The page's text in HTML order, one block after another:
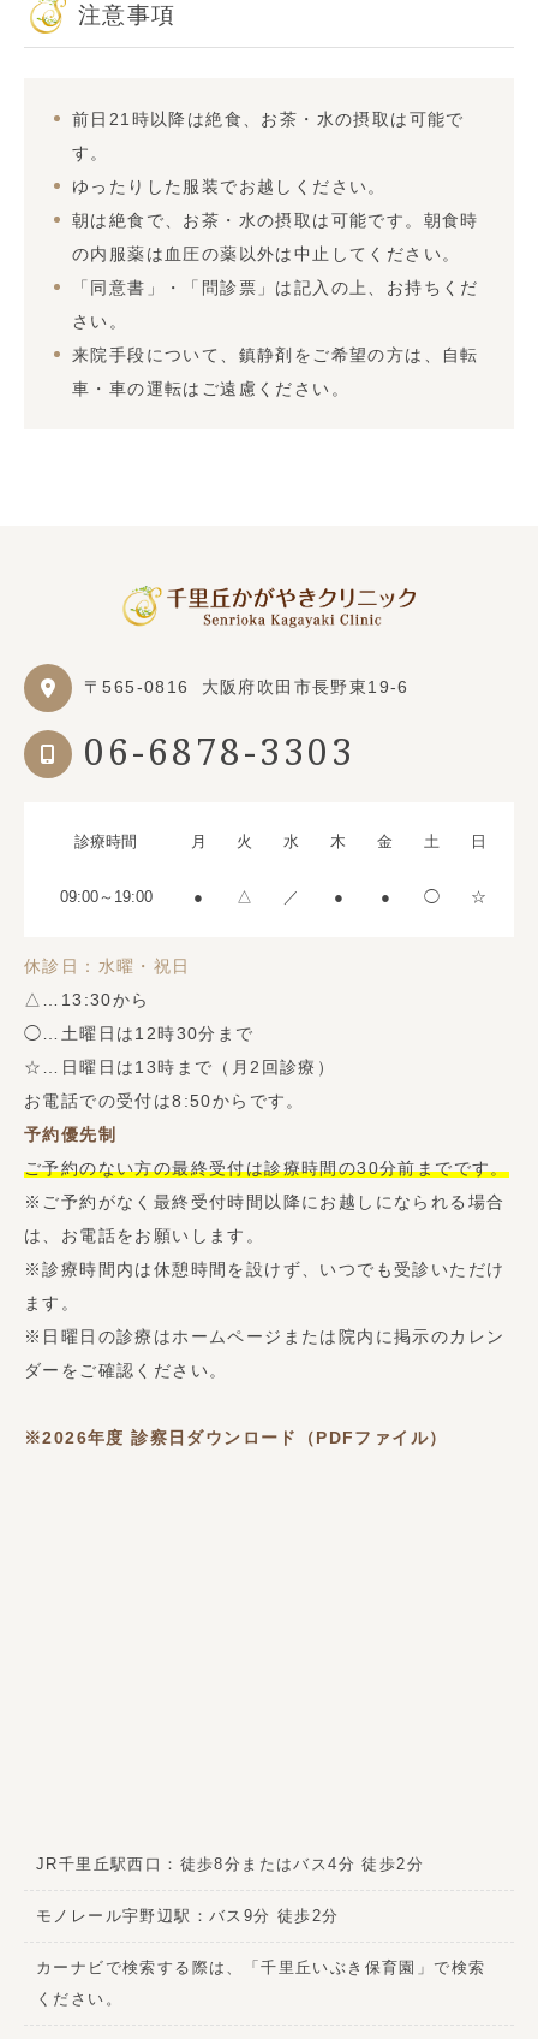
注意事項
前日21時以降は絶食、お茶・水の摂取は可能で
す。
ゆったりした服装でお越しください。
朝は絶食で、お茶・水の摂取は可能です。朝食時
の内服薬は血圧の薬以外は中止してください。
「同意書」・「問診票」は記入の上、お持ちくだ
さい。
来院手段について、鎮静剤をご希望の方は、自転
車・車の運転はご遠慮ください。
〒565-0816 大阪府吹田市長野東19-6
06-6878-3303
診療時間 月 火 水 木 金 土 日
09:00～19:00 ● △ ／ ● ● ◯ ☆
休診日：水曜・祝日
△…13:30から
◯…土曜日は12時30分まで
☆…日曜日は13時まで（月2回診療）
お電話での受付は8:50からです。
予約優先制
ご予約のない方の最終受付は診療時間の30分前までです。
※ご予約がなく最終受付時間以降にお越しになられる場合
は、お電話をお願いします。
※診療時間内は休憩時間を設けず、いつでも受診いただけ
ます。
※日曜日の診療はホームページまたは院内に掲示のカレン
ダーをご確認ください。
※2026年度診察日ダウンロード（PDFファイル）
JR千里丘駅西口：徒歩8分またはバス4分 徒歩2分
モノレール宇野辺駅：バス9分 徒歩2分
カーナビで検索する際は、「千里丘いぶき保育園」で検索
ください。